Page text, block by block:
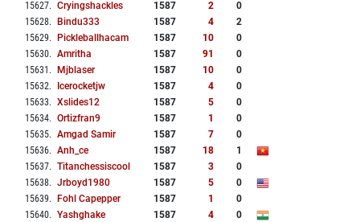
15627. Cryingshackles 1587 2
0
15628. Bindu333 1587 4
2
15629. Pickleballhacam 1587 10
0
15630. Amritha 1587 91
0
15631 . Mjblaser 1587 10
0
15632. Icerocketjw 1587 4
0
15633. Xslides12 1587 5
0
15634. Ortizfran9 1587 1
0
15635. Amgad Samir 1587 7
0
15636. Anh_ce 1587 18
1
15637. Titanchessiscool 1587 3
0
15638. Jrboyd1980 1587 5
0
15639. Fohl Capepper 1587 1
0
15640. Yashghake 1587 4
0